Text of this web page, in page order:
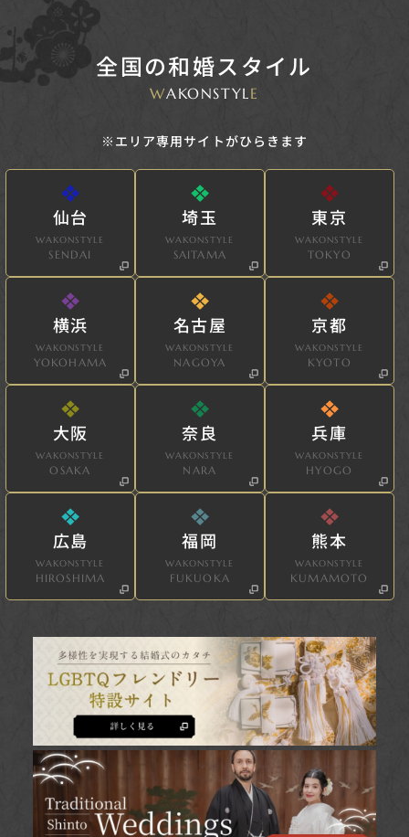
全国の和婚スタイル
WAKONSTYLE
※エリア専用サイトがひらきます
仙台
WAKONSTYLE
SENDAI
埼玉
WAKONSTYLE
SAITAMA
東京
WAKONSTYLE
TOKYO
横浜
WAKONSTYLE
YOKOHAMA
名古屋
WAKONSTYLE
NAGOYA
京都
WAKONSTYLE
KYOTO
大阪
WAKONSTYLE
OSAKA
奈良
WAKONSTYLE
NARA
兵庫
WAKONSTYLE
HYOGO
広島
WAKONSTYLE
HIROSHIMA
福岡
WAKONSTYLE
FUKUOKA
熊本
WAKONSTYLE
KUMAMOTO